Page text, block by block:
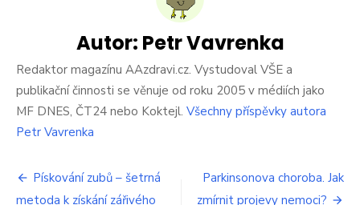
světě
Autor: Petr Vavrenka
Redaktor magazínu AAzdravi.cz. Vystudoval VŠE a
publikační činnosti se věnuje od roku 2005 v médiích jako
MF DNES, ČT24 nebo Koktejl. Všechny příspěvky autora
Petr Vavrenka
Navigace
Pískování zubů – šetrná
metoda k získání zářivého
Parkinsonova choroba. Jak
zmírnit projevy nemoci?